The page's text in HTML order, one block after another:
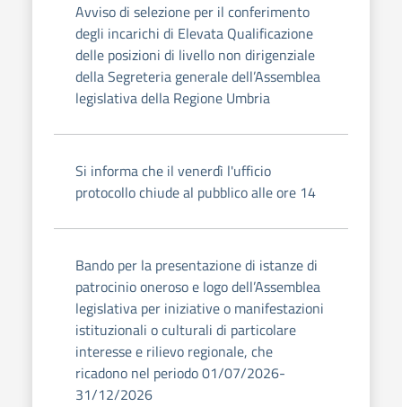
Avviso di selezione per il conferimento
degli incarichi di Elevata Qualificazione
delle posizioni di livello non dirigenziale
della Segreteria generale dell’Assemblea
legislativa della Regione Umbria
Si informa che il venerdì l'ufficio
protocollo chiude al pubblico alle ore 14
Bando per la presentazione di istanze di
patrocinio oneroso e logo dell’Assemblea
legislativa per iniziative o manifestazioni
istituzionali o culturali di particolare
interesse e rilievo regionale, che
ricadono nel periodo 01/07/2026-
31/12/2026